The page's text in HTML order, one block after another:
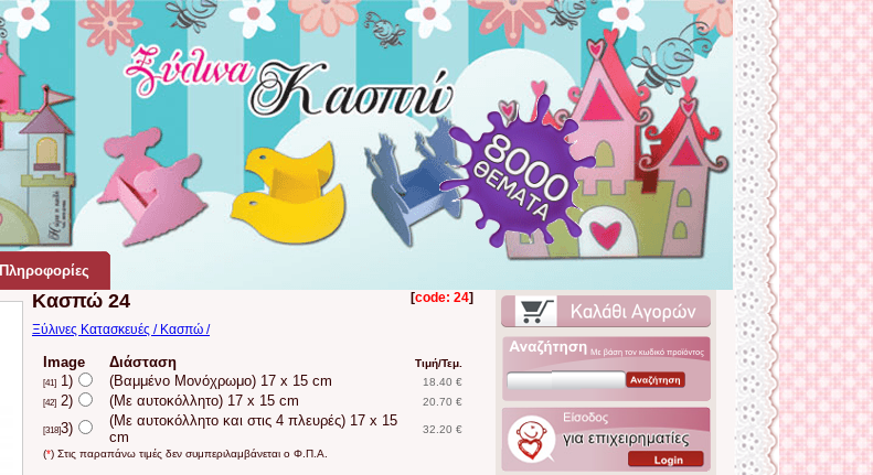
Πληροφορίες
[code: 24]
Κασπώ 24
Ξύλινες Κατασκευές / Κασπώ /
Image Διάσταση Τιμή/Τεμ.
[41] 1) (Βαμμένο Μονόχρωμο) 17 x 15 cm 18.40 €
[42] 2) (Με αυτοκόλλητο) 17 x 15 cm 20.70 €
[318]3)
(Με αυτοκόλλητο και στις 4 πλευρές) 17 x 15
cm
32.20 €
(*) Στις παραπάνω τιμές δεν συμπεριλαμβάνεται ο Φ.Π.Α.